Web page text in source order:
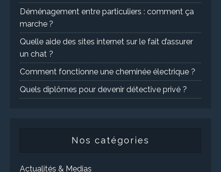
Déménagement entre particuliers : comment ça
marche ?
Quelle aide des sites internet sur le fait d’assurer
un chat ?
Comment fonctionne une cheminée électrique ?
Quels diplômes pour devenir détective privé ?
Nos catégories
Actualités & Medias